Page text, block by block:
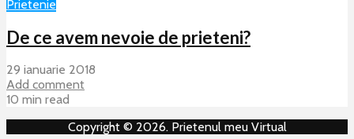
Prietenie
De ce avem nevoie de prieteni?
29 ianuarie 2018
Add comment
10 min read
Copyright © 2026. Prietenul meu Virtual